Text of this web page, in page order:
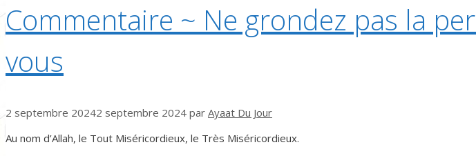
Commentaire ~ Ne grondez pas la
vous
2 septembre 20242 septembre 2024 par Ayaat Du Jour
Au nom d’Allah, le Tout Miséricordieux, le Très Miséricordieux.